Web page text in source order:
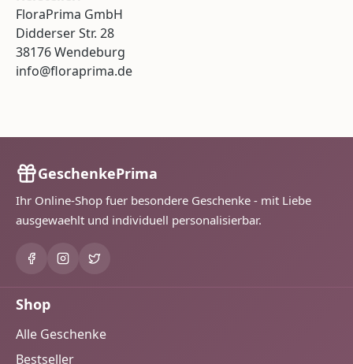
FloraPrima GmbH
Didderser Str. 28
38176 Wendeburg
info@floraprima.de
GeschenkePrima
Ihr Online-Shop fuer besondere Geschenke - mit Liebe
ausgewaehlt und individuell personalisierbar.
Shop
Alle Geschenke
Bestseller